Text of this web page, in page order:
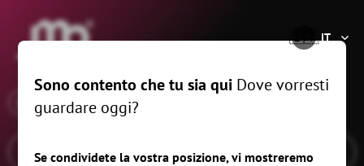
®
🇮🇹IT
Quando
Sono contento che tu sia qui Dove vorresti
guardare oggi?
Se condividete la vostra posizione, vi mostreremo